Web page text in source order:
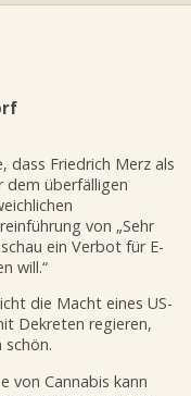
dass Friedrich Merz als
dem überfälligen
von „Sehr
ein Verbot für E-
will.“
die Macht eines US-
Dekreten regieren,
schön.
von Cannabis kann